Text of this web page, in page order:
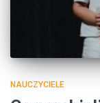
NAUCZYCIELE